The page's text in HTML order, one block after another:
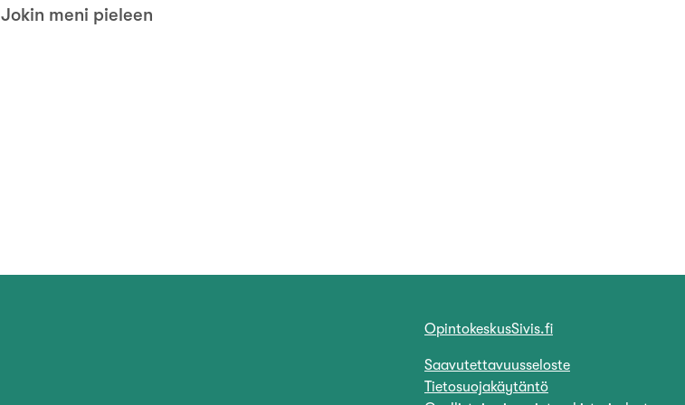
Jokin meni pieleen
OpintokeskusSivis.fi
Saavutettavuusseloste
Tietosuojakäytäntö